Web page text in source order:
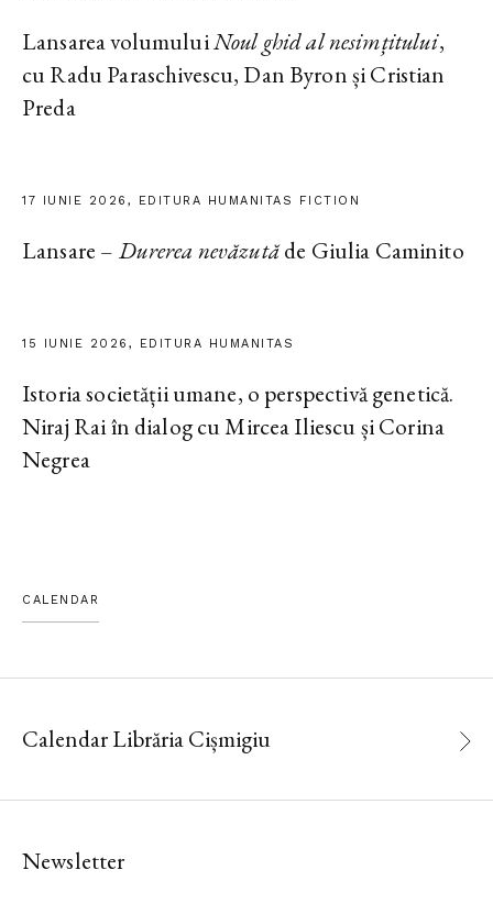
Lansarea volumuluiNoul ghid al nesimțitului,
cu Radu Paraschivescu, Dan Byron și Cristian
Preda
17 IUNIE 2026, EDITURA HUMANITAS FICTION
Lansare – Durerea nevăzutăde Giulia Caminito
15 IUNIE 2026, EDITURA HUMANITAS
Istoria societății umane, o perspectivă genetică.
Niraj Rai în dialog cu Mircea Iliescu și Corina
Negrea
CALENDAR
Calendar Librăria Cișmigiu
Newsletter